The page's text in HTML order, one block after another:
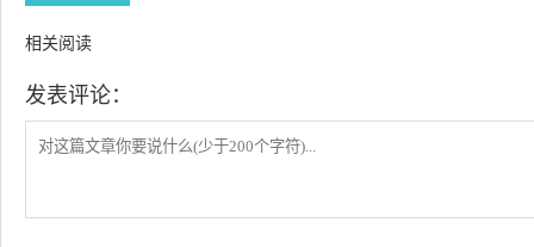
相关阅读
发表评论：